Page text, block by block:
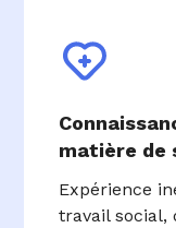
matière de
Expérience
travail social,